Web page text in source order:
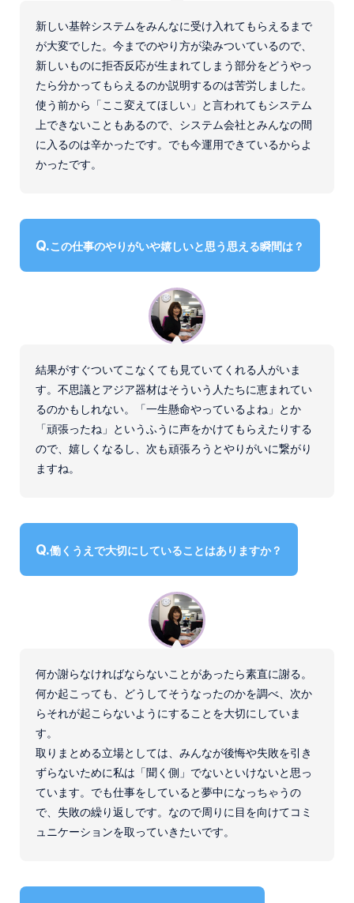
新しい基幹システムをみんなに受け入れてもらえるまで
が大変でした。今までのやり方が染みついているので、
新しいものに拒否反応が生まれてしまう部分をどうやっ
たら分かってもらえるのか説明するのは苦労しました。
使う前から「ここ変えてほしい」と言われてもシステム
上できないこともあるので、システム会社とみんなの間
に入るのは辛かったです。でも今運用できているからよ
かったです。
この仕事のやりがいや嬉しいと思う思える瞬間は？
結果がすぐついてこなくても見ていてくれる人がいま
す。不思議とアジア器材はそういう人たちに恵まれてい
るのかもしれない。「一生懸命やっているよね」とか
「頑張ったね」というふうに声をかけてもらえたりする
ので、嬉しくなるし、次も頑張ろうとやりがいに繋がり
ますね。
働くうえで大切にしていることはありますか？
何か謝らなければならないことがあったら素直に謝る。
何か起こっても、どうしてそうなったのかを調べ、次か
らそれが起こらないようにすることを大切にしていま
す。
取りまとめる立場としては、みんなが後悔や失敗を引き
ずらないために私は「聞く側」でないといけないと思っ
ています。でも仕事をしていると夢中になっちゃうの
で、失敗の繰り返しです。なので周りに目を向けてコミ
ュニケーションを取っていきたいです。